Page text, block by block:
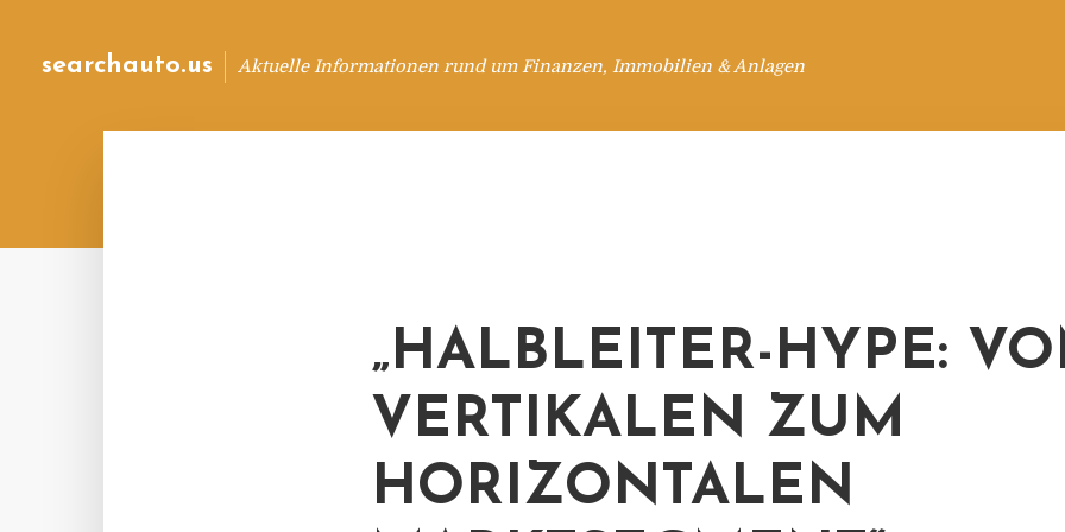
searchauto.us Aktuelle Informationen rund um Finanzen, Immobilien & Anlagen
„HALBLEITER-HYPE:
VERTIKALEN ZUM
HORIZONTALEN